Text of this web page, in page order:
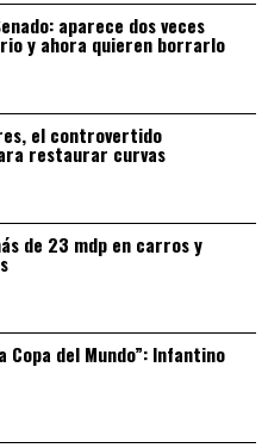
aparece dos veces
y ahora quieren borrarlo
el controvertido
restaurar curvas
de 23 mdp en carros y
Copa del Mundo”: Infantino